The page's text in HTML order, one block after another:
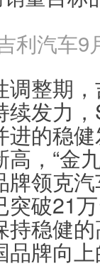
利汽车9
调整期
发力
的稳
，“金
领克
破21
稳健
品牌向